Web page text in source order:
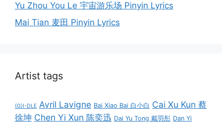
Yu Zhou You Le 宇宙游乐场 Pinyin Lyrics
Mai Tian 麦田 Pinyin Lyrics
Artist tags
(G)I-DLE Avril Lavigne Bai Xiao Bai 白小白 Cai Xu Kun 蔡
徐坤 Chen Yi Xun 陈奕迅 Dai Yu Tong 戴羽彤 Dan Yi